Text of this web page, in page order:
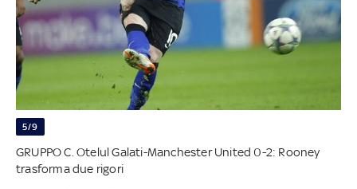
5/9
GRUPPO C. Otelul Galati-Manchester United 0-2: Rooney
trasforma due rigori